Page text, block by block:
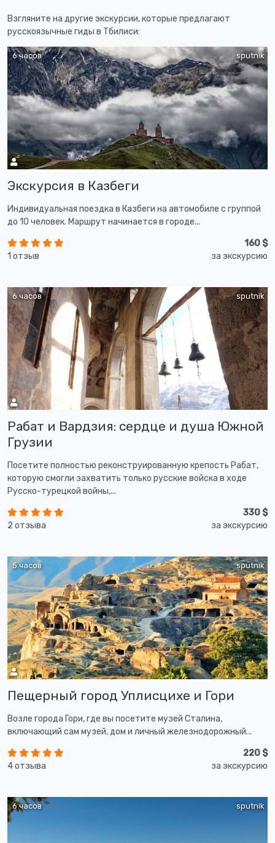
Взгляните на другие экскурсии, которые предлагают
русскоязычные гиды в Тбилиси:
sputnik
6 часов
Экскурсия в Казбеги
Индивидуальная поездка в Казбеги на автомобиле с группой
до 10 человек. Маршрут начинается в городе...
1 отзыв
160 $
за экскурсию
sputnik
6 часов
Рабат и Вардзия: сердце и душа Южной
Грузии
Посетите полностью реконструированную крепость Рабат,
которую смогли захватить только русские войска в ходе
Русско-турецкой войны,...
2 отзыва
330 $
за экскурсию
sputnik
5 часов
Пещерный город Уплисцихе и Гори
Возле города Гори, где вы посетите музей Сталина,
включающий сам музей, дом и личный железнодорожный...
4 отзыва
220 $
за экскурсию
sputnik
6 часов